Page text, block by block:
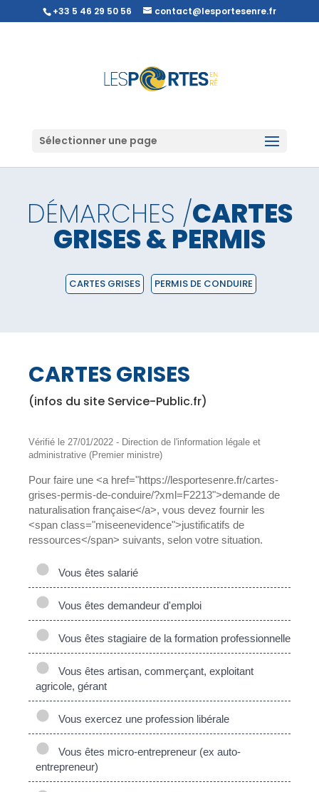
+33 5 46 29 50 56 contact@lesportesenre.fr
Sélectionner une page
DÉMARCHES /CARTES
GRISES & PERMIS
CARTES GRISES PERMIS DE CONDUIRE
CARTES GRISES
(infos du site Service-Public.fr)
Vérifié le 27/01/2022 - Direction de l'information légale et
administrative (Premier ministre)
Pour faire une <a href="https://lesportesenre.fr/cartes-
grises-permis-de-conduire/?xml=F2213">demande de
naturalisation française</a>, vous devez fournir les
<span class="miseenevidence">justificatifs de
ressources</span> suivants, selon votre situation.
Vous êtes salarié
Vous êtes demandeur d'emploi
Vous êtes stagiaire de la formation professionnelle
Vous êtes artisan, commerçant, exploitant
agricole, gérant
Vous exercez une profession libérale
Vous êtes micro-entrepreneur (ex auto-
entrepreneur)